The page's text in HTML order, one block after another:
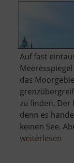
Auf fast
das
zu finden.
denn es
keinen See.
weiterlesen